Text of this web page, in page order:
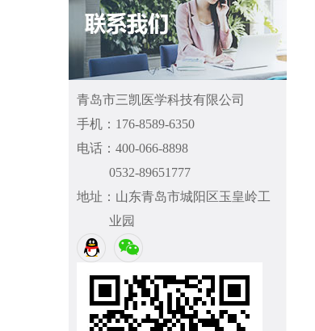
青岛市三凯医学科技有限公司
手机：176-8589-6350
电话：400-066-8898
0532-89651777
地址：山东青岛市城阳区玉皇岭工
业园